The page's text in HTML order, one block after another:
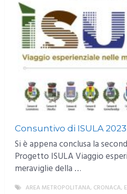
Consuntivo di ISULA 2023
Si è appena conclusa la
Progetto ISULA Viaggio
meraviglie della …
AREA METROPOLITANA, CRONACA,